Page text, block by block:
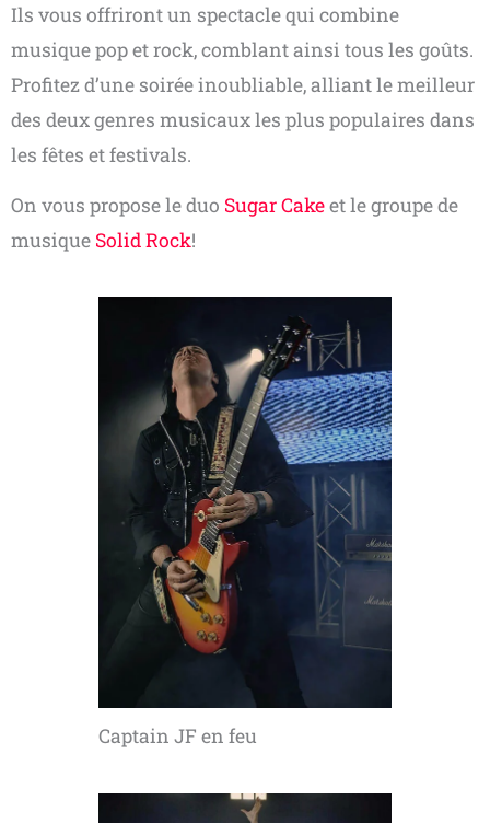
Ils vous offriront un spectacle qui combine
musique pop et rock, comblant ainsi tous les goûts.
Profitez d’une soirée inoubliable, alliant le meilleur
des deux genres musicaux les plus populaires dans
les fêtes et festivals.
On vous propose le duo Sugar Cakeet le groupe de
musique Solid Rock!
Captain JF en feu